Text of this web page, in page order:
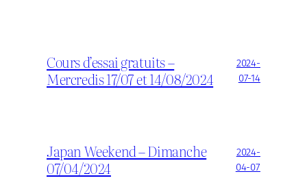
Cours d’essai gratuits –
Mercredis 17/07 et 14/08/2024
2024-
07-14
Japan Weekend – Dimanche
07/04/2024
2024-
04-07